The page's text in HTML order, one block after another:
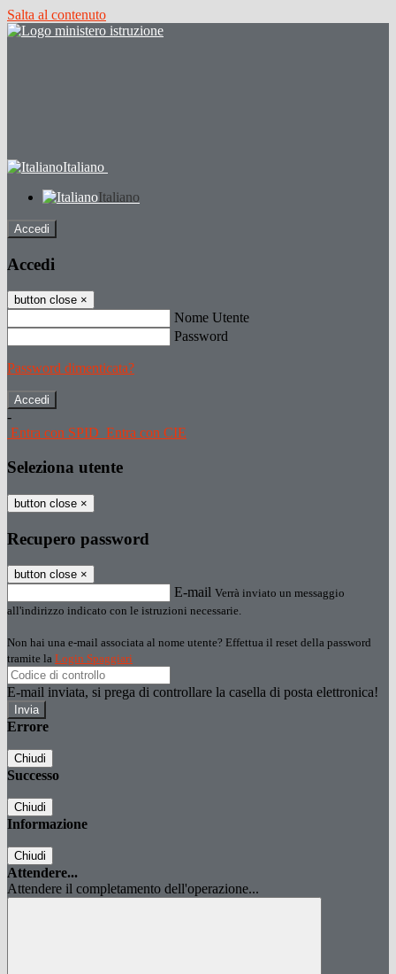
Salta al contenuto
Italiano
Italiano
Accedi
Accedi
button close ×
Nome Utente
Password
Password dimenticata?
-
Entra con SPID Entra con CIE
Seleziona utente
button close ×
Recupero password
button close ×
E-mail Verrà inviato un messaggio
all'indirizzo indicato con le istruzioni necessarie.
Non hai una e-mail associata al nome utente? Effettua il reset della password
tramite la Login Spaggiari
E-mail inviata, si prega di controllare la casella di posta elettronica!
Errore
Chiudi
Successo
Chiudi
Informazione
Chiudi
Attendere...
Attendere il completamento dell'operazione...